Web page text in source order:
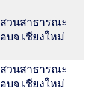
สวนสาธารณะ
อบจ.เชียงใหม่
สวนสาธารณะ
อบจ.เชียงใหม่